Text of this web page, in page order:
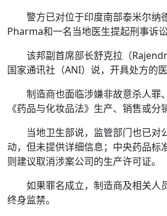
警方已对位于印度南部泰米尔纳
Pharma和一名当地医生提起刑事诉讼
该邦副首席部长舒克拉（
国家通讯社（ANI）说，开具处方的医
制造商也面临涉嫌非故意杀人罪
《药品与化妆品法》生产、销售或分
当地卫生部说，监管部门也已对
动，但未提供详细信息；中央药品标
则建议取消涉案公司的生产许可证。
如果罪名成立，制造商及相关人
终身监禁。